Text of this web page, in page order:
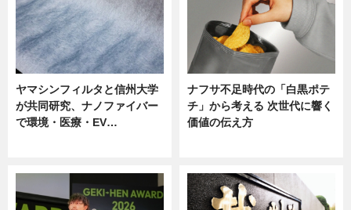
ヤマシンフィルタと信州大学
が共同研究、ナノファイバー
で環境・医療・EV…
ナフサ不足時代の「白黒ポテ
チ」から考える 次世代に響く
価値の伝え方